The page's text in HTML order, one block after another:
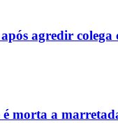
agredir
morta a